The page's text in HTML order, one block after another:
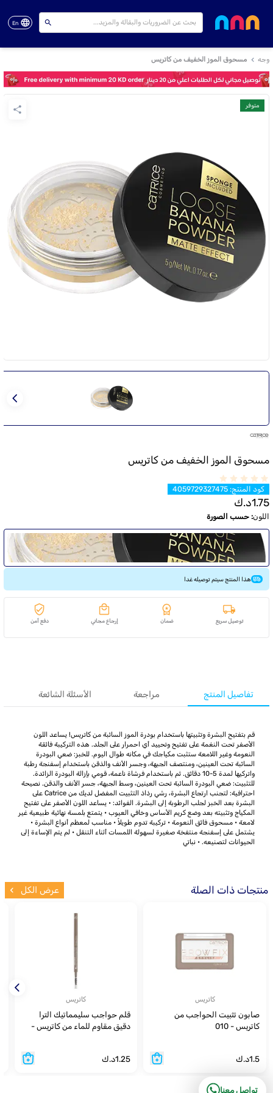
En
وجه مسحوق الموز الخفيف من كاتريس
متوفر
مسحوق الموز الخفيف من كاتريس
كود المنتج:
4059729327475
1.75د.ك
اللون: حسب الصورة
هذا المنتج سيتم توصيله غدا
توصيل سريع ضمان إرجاع مجاني دفع آمن
تفاصيل المنتج مراجعة الأسئلة الشائعة
قم بتفتيح البشرة وتثبيتها باستخدام بودرة الموز السائبة من كاتريس! يساعد اللون
الأصفر تحت النغمة على تفتيح وتحييد أي احمرار على الجلد. هذه التركيبة فائقة
النعومة وغير اللامعة ستثبت مكياجك في مكانه طوال اليوم. للخبز: ضعي البودرة
السائبة تحت العينين، ومنتصف الجبهة، وجسر الأنف والذقن باستخدام إسفنجة رطبة
واتركيها لمدة 5-10 دقائق. ثم باستخدام فرشاة ناعمة، قومي بإزالة البودرة الزائدة.
للتثبيت: ضعي البودرة السائبة تحت العينين، وسط الجبهة، جسر الأنف والذقن. نصيحة
احترافية: لتجنب ارتجاع البشرة، رشي رذاذ التثبيت المفضل لديك من Catrice على
البشرة بعد الخبز لجلب الرطوبة إلى البشرة. الفوائد: • يساعد اللون الأصفر على تفتيح
المكياج وتثبيته بعد وضع كريم الأساس وخافي العيوب • يتمتع بلمسة نهائية طبيعية غير
لامعة • مسحوق فائق النعومة • تركيبة تدوم طويلاً • مناسب لمعظم أنواع البشرة •
يشتمل على إسفنجة منتفخة صغيرة لسهولة اللمسات أثناء التنقل • لم يتم الإساءة إلى
الحيوانات لتصنيعه. • نباتي
منتجات ذات الصلة عرض الكل
كاتريس
صابون تثبيت الحواجب من
كاتريس - 010
1.5د.ك
كاتريس
قلم حواجب سليمماتيك الترا
دقيق مقاوم للماء من كاتريس -
1.25د.ك
تواصل معنا